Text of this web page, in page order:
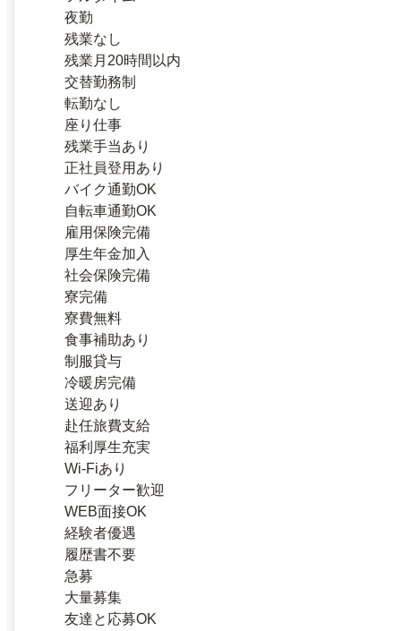
夜勤
残業なし
残業月20時間以内
交替勤務制
転勤なし
座り仕事
残業手当あり
正社員登用あり
バイク通勤OK
自転車通勤OK
雇用保険完備
厚生年金加入
社会保険完備
寮完備
寮費無料
食事補助あり
制服貸与
冷暖房完備
送迎あり
赴任旅費支給
福利厚生充実
Wi-Fiあり
フリーター歓迎
WEB面接OK
経験者優遇
履歴書不要
急募
大量募集
友達と応募OK